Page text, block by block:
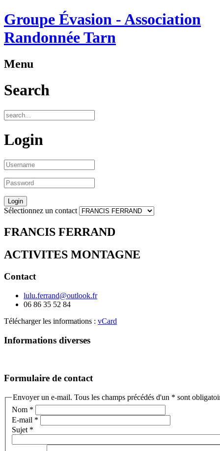
Groupe Évasion - Association
Randonnée Tarn
Menu
Search
Login
Sélectionnez un contact
FRANCIS FERRAND
ACTIVITES MONTAGNE
Contact
lulu.ferrand@outlook.fr
06 86 35 52 84
Télécharger les informations : vCard
Informations diverses
Formulaire de contact
Envoyer un e-mail. Tous les champs précédés d'un * sont
Nom *
E-mail *
Sujet *